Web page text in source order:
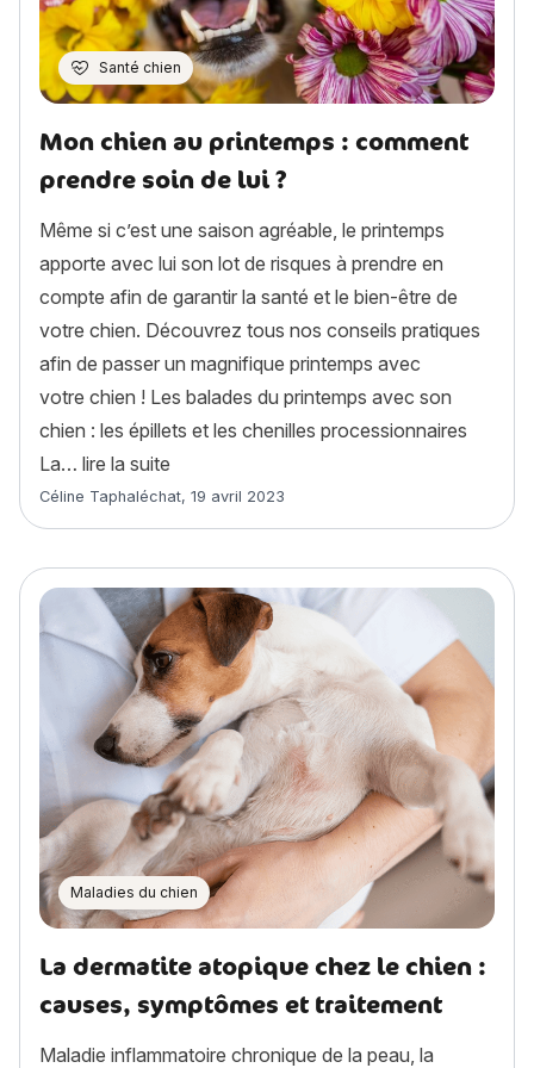
Santé chien
Mon chien au printemps : comment
prendre soin de lui ?
Même si c’est une saison agréable, le printemps
apporte avec lui son lot de risques à prendre en
compte afin de garantir la santé et le bien-être de
votre chien. Découvrez tous nos conseils pratiques
afin de passer un magnifique printemps avec
votre chien ! Les balades du printemps avec son
chien : les épillets et les chenilles processionnaires
La… lire la suite
Article rédigé par
Céline Taphaléchat, 19 avril 2023
Maladies du chien
La dermatite atopique chez le chien :
causes, symptômes et traitement
Maladie inflammatoire chronique de la peau, la